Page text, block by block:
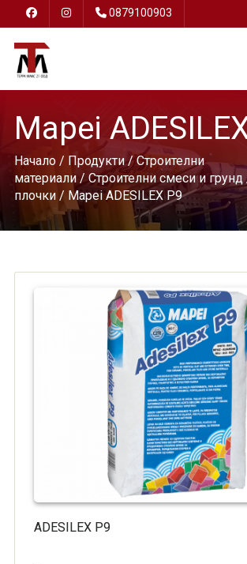
0879100903
Mapei
Начало/ Продукти/Строителни
материали/Строителни смеси и грунд
плочки/ Mapei ADESILEX P9
ADESILEX P9